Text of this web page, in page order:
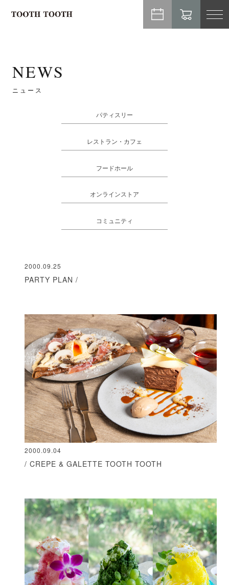
NEWS
ニュース
パティスリー
レストラン・カフェ
フードホール
オンラインストア
コミュニティ
2000.09.25
PARTY PLAN /
2000.09.04
/ CREPE & GALETTE TOOTH TOOTH